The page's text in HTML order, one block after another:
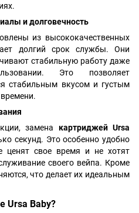
и долговечность
из высококачественных
долгий срок службы. Они
стабильную работу даже
Это позволяет
стабильным вкусом и густым
замена картриджей Ursa
секунд. Это особенно удобно
ценят свое время и не хотят
своего вейпа. Кроме
что делает их идеальным
Ursa Baby?